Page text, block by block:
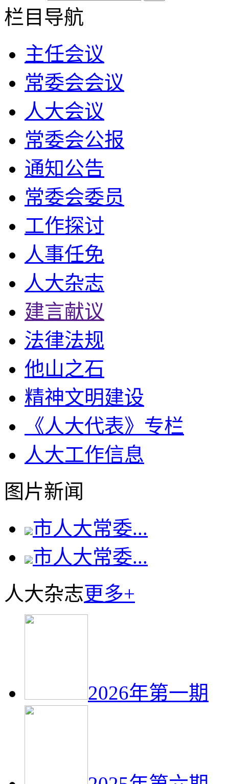
栏目导航
主任会议
常委会会议
人大会议
常委会公报
通知公告
常委会委员
工作探讨
人事任免
人大杂志
建言献议
法律法规
他山之石
精神文明建设
《人大代表》专栏
人大工作信息
图片新闻
市人大常委...
市人大常委...
人大杂志更多+
2026年第一期